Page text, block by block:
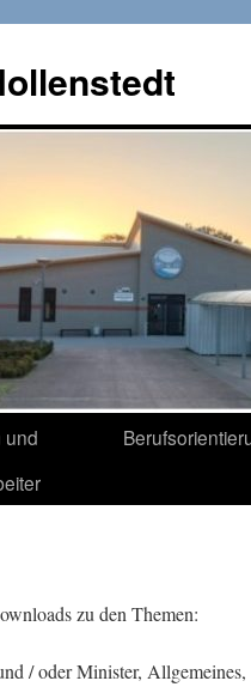
und
zu den Themen:
/ oder Minister,